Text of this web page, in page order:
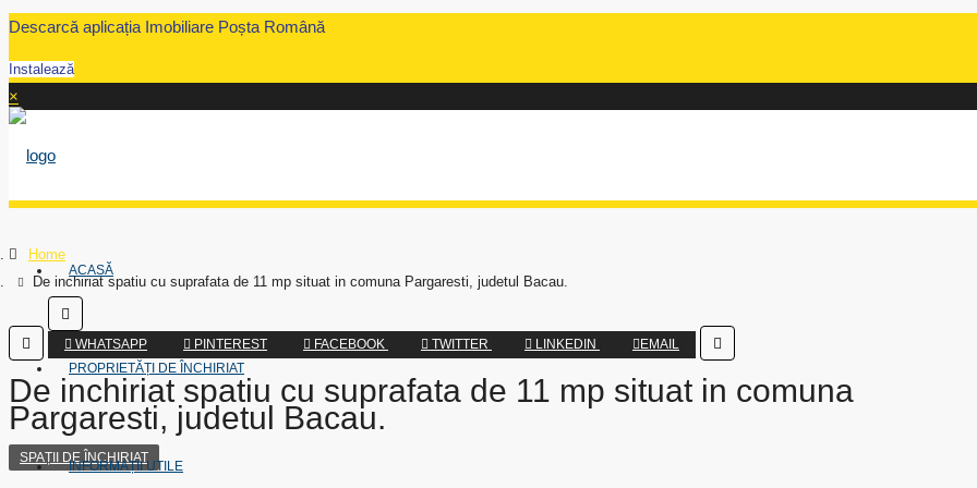
Descarcă aplicația Imobiliare Poșta Română
Instalează
×
ACASĂ
PROPRIETĂȚI DE ÎNCHIRIAT
INFORMAȚII UTILE
Home
De inchiriat spatiu cu suprafata de 11 mp situat in comuna Pargaresti, judetul Bacau.
WHATSAPP PINTEREST FACEBOOK TWITTER LINKEDIN EMAIL
De inchiriat spatiu cu suprafata de 11 mp situat in comuna
Pargaresti, judetul Bacau.
SPAȚII DE ÎNCHIRIAT